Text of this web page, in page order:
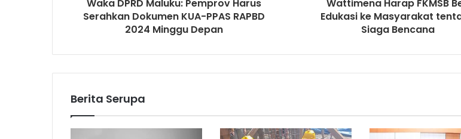
Waka DPRD Maluku: Pemprov Harus
Serahkan Dokumen KUA-PPAS RAPBD
2024 Minggu Depan
Wattimena Harap FKMSB
Edukasi ke Masyarakat
Siaga Bencana
Berita Serupa